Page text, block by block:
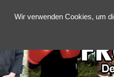
Wir verwenden Cookies, um